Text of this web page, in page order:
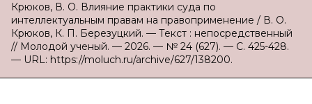
Крюков, В. О. Влияние практики суда по
интеллектуальным правам на правоприменение / В. О.
Крюков, К. П. Березуцкий. — Текст : непосредственный
// Молодой ученый. — 2026. — № 24 (627). — С. 425-428.
— URL: https://moluch.ru/archive/627/138200.